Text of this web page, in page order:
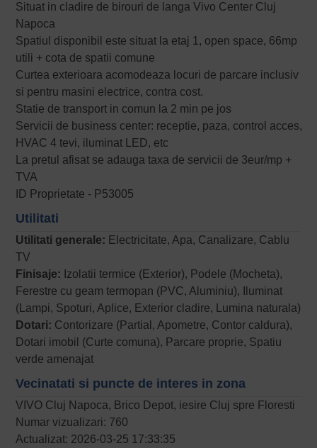
Situat in cladire de birouri de langa Vivo Center Cluj
Napoca
Spatiul disponibil este situat la etaj 1, open space, 66mp
utili + cota de spatii comune
Curtea exterioara acomodeaza locuri de parcare inclusiv
si pentru masini electrice, contra cost.
Statie de transport in comun la 2 min pe jos
Servicii de business center: receptie, paza, control acces,
HVAC 4 tevi, iluminat LED, etc
La pretul afisat se adauga taxa de servicii de 3eur/mp +
TVA
ID Proprietate - P53005
Utilitati
Utilitati generale: Electricitate, Apa, Canalizare, Cablu
TV
Finisaje: Izolatii termice (Exterior), Podele (Mocheta),
Ferestre cu geam termopan (PVC, Aluminiu), Iluminat
(Lampi, Spoturi, Aplice, Exterior cladire, Lumina naturala)
Dotari: Contorizare (Partial, Apometre, Contor caldura),
Dotari imobil (Curte comuna), Parcare proprie, Spatiu
verde amenajat
Vecinatati si puncte de interes in zona
VIVO Cluj Napoca, Brico Depot, iesire Cluj spre Floresti
Numar vizualizari: 760
Actualizat: 2026-03-25 17:33:35